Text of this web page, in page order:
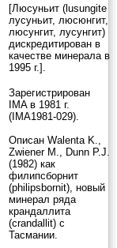
[Люсуньит (lusungite
лусуньит, люсюнгит,
люсунгит, лусунгит)
дискредитирован в
качестве минерала в
1995 г.].
Зарегистрирован
IMA в 1981 г.
(IMA1981-029).
Описан Walenta K.,
Zwiener M., Dunn P.J.
(1982) как
филипсборнит
(philipsbornit), новый
минерал ряда
крандаллита
(crandallit) с
Тасмании.